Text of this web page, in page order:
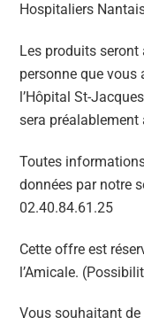
Hospitaliers
Les produits seront
personne que vous
l’Hôpital St-
sera préalablement
Toutes
données par notre
02.40.84.61.25
Cette offre est
l’Amicale.
Vous souhaitant